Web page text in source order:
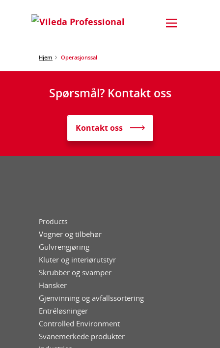
Hjem Operasjonssal
Spørsmål? Kontakt oss
Kontakt oss
Products
Vogner og tilbehør
Gulvrengjøring
Kluter og interiørutstyr
Skrubber og svamper
Hansker
Gjenvinning og avfallssortering
Entréløsninger
Controlled Environment
Svanemerkede produkter